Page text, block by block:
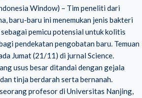
Window) – Tim peneliti dari
baru-baru ini menemukan jenis bakteri
pemicu potensial untukkolitis
pendekatan pengobatan baru. Temuan
Jumat (21/11) di jurnal Science.
usus besar ditandai dengan gejala
tinja berdarah serta bernanah.
profesor di Universitas Nanjing,